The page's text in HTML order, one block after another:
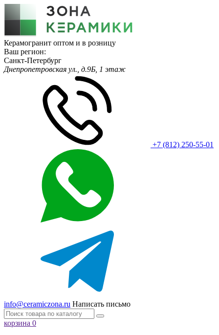
Керамогранит оптом и в розницу
Ваш регион:
Санкт-Петербург
Днепропетровская ул., д.9Б, 1 этаж
+7 (812) 250-55-01
info@ceramiczona.ru Написать письмо
корзина 0